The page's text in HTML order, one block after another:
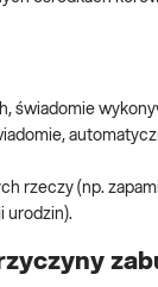
świadomie
rzeczy (np.
urodzin).